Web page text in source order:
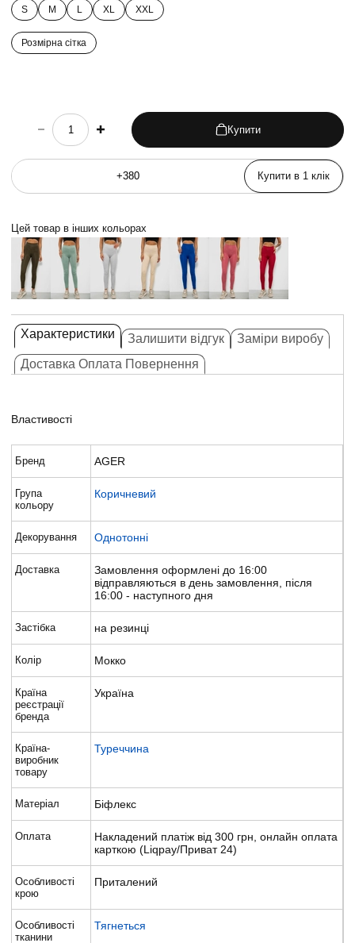
S M L XL XXL
Розмірна сітка
choose quantity Купити
Купити в 1 клік
Цей товар в інших кольорах
Характеристики Залишити відгук
Заміри виробу
Доставка Оплата Повернення
Властивості
Бренд AGER
Група
кольору
Коричневий
Декорування Однотонні
Доставка
Замовлення оформлені до 16:00
відправляються в день замовлення, після
16:00 - наступного дня
Застібка на резинці
Колір Мокко
Країна
реєстрації
бренда
Україна
Країна-
виробник
товару
Туреччина
Матеріал Біфлекс
Оплата
Накладений платіж від 300 грн, онлайн оплата
карткою (Liqpay/Приват 24)
Особливості
крою
Приталений
Особливості
тканини
Тягнеться